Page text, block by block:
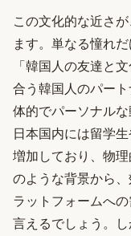
この文化的な近さ
ます。単なる憧れ
「韓国人の友達と
合う韓国人のパー
体的でパーソナル
日本国内には留学
増加しており、物
のような背景から
ラットフォームへ
言えるでしょう。